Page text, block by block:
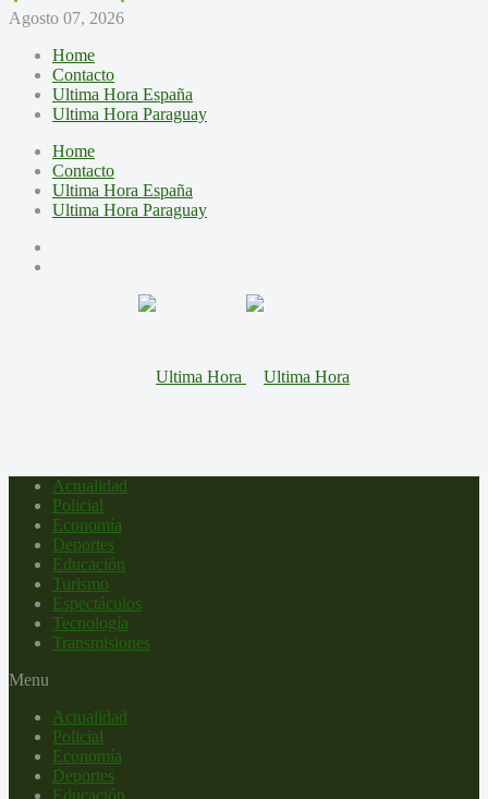
Agosto 07, 2026
Home
Contacto
Ultima Hora España
Ultima Hora Paraguay
Home
Contacto
Ultima Hora España
Ultima Hora Paraguay
Actualidad
Policial
Economía
Deportes
Educación
Turismo
Espectáculos
Tecnología
Transmisiones
Menu
Actualidad
Policial
Economía
Deportes
Educación